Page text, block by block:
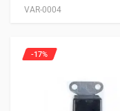
VAR-0004
Deze
kan
-17%